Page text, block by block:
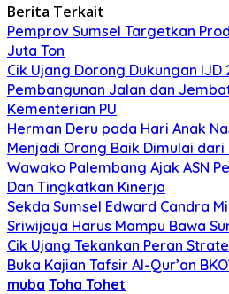
Berita Terkait
Pemprov Sumsel Targetkan
Juta Ton
Cik Ujang Dorong Dukungan IJD
Pembangunan Jalan dan
Kementerian PU
Herman Deru pada Hari Anak
Menjadi Orang Baik Dimulai
Wawako Palembang Ajak ASN
Dan Tingkatkan Kinerja
Sekda Sumsel Edward Candra
Sriwijaya Harus Mampu Bawa
Cik Ujang Tekankan Peran
Buka Kajian Tafsir Al-Qur’an
muba Toha Tohet